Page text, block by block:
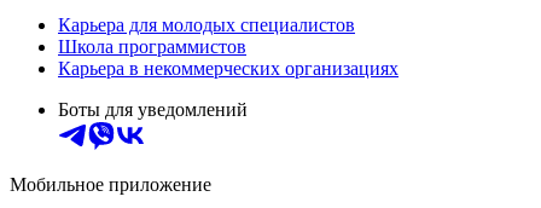
Карьера для молодых специалистов
Школа программистов
Карьера в некоммерческих организациях
Боты для уведомлений
Мобильное приложение